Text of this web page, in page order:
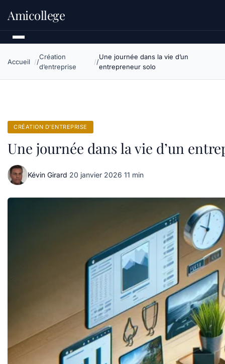
Amicollege
Accueil
Création
d’entreprise
Une journée dans la vie d’un
entrepreneur solo
CRÉATION D’ENTREPRISE
Une journée dans la vie d’un
Kévin Girard·20 janvier 2026·11 min